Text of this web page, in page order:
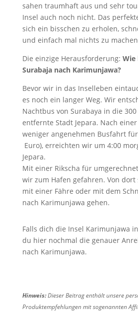
sahen traumhaft aus und sehr
Insel auch noch nicht. Das
sich ein bisschen zu erholen,
und einfach mal nichts zu
Die einzige Herausforderung:
Surabaja nach Karimunjawa?
Bevor wir in das Inselleben
es noch ein langer Weg. Wir
Nachtbus von Surabaya in die
entfernte Stadt Jepara. Nach
weniger angenehmen Busfahrt für
Euro), erreichten wir um 4:00
Jepara.
Mit einer Rikscha für
wir zum Hafen gefahren. Von
mit einer Fähre oder mit dem
nach Karimunjawa gehen.
Falls dich die Insel Karimunjawa
du hier nochmal die genauer
nach Karimunjawa.
Hinweis:Dieser Beitrag enthält unsere
Produktempfehlungen mit sogenannten